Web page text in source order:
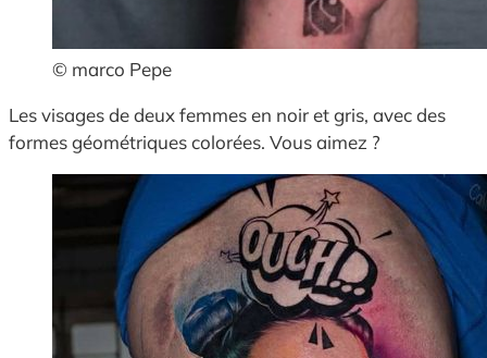
© marco Pepe
Les visages de deux femmes en noir et gris, avec des
formes géométriques colorées. Vous aimez ?